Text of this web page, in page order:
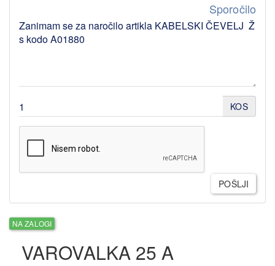
Sporočilo
KOS
POŠLJI
NA ZALOGI
VAROVALKA 25 A